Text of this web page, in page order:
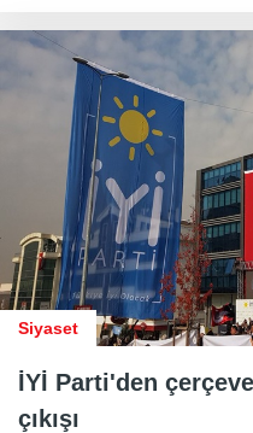
Siyaset
İYİ Parti'den
çıkışı